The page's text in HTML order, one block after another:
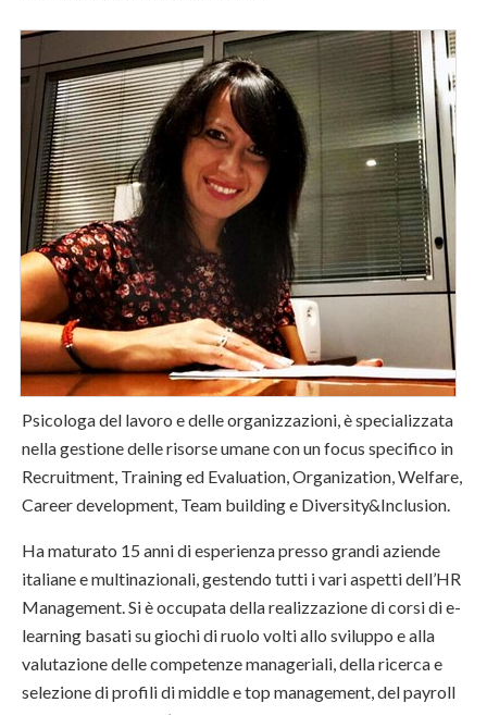
Psicologa del lavoro e delle organizzazioni, è specializzata
nella gestione delle risorse umane con un focus specifico in
Recruitment, Training ed Evaluation, Organization, Welfare,
Career development, Team building e Diversity&Inclusion.
Ha maturato 15 anni di esperienza presso grandi aziende
italiane e multinazionali, gestendo tutti i vari aspetti dell’HR
Management. Si è occupata della realizzazione di corsi di e-
learning basati su giochi di ruolo volti allo sviluppo e alla
valutazione delle competenze manageriali, della ricerca e
selezione di profili di middle e top management, del payroll